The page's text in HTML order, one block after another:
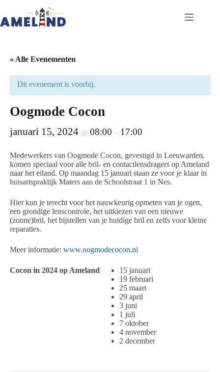
de
« Alle Evenementen
Dit evenement is voorbij.
Oogmode Cocon
januari 15, 2024 @ 08:00 – 17:00
Medewerkers van Oogmode Cocon, gevestigd in Leeuwarden,
komen speciaal voor alle bril- en contactlensdragers op Ameland
naar het eiland. Op maandag 15 januari staan ze voor je klaar in
huisartspraktijk Maters aan de Schoolstraat 1 in Nes.
Hier kun je terecht voor het nauwkeurig opmeten van je ogen,
een grondige lenscontrole, het uitkiezen van een nieuwe
(zonne)bril, het bijstellen van je huidige bril en zelfs voor kleine
reparaties.
Meer informatie: www.oogmodecocon.nl
Cocon in 2024 op Ameland
15 januari
19 februari
25 maart
29 april
3 juni
1 juli
7 oktober
4 november
2 december